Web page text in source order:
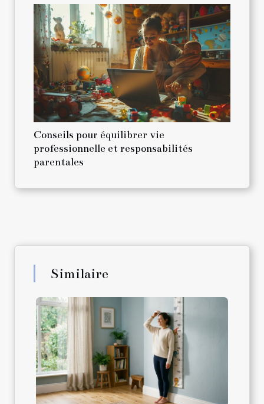
Conseils pour équilibrer vie
professionnelle et responsabilités
parentales
Similaire